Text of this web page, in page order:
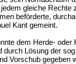
gleiche Rechte
beförderte,
Kant gemeint.
dem Herde-
durch Lösung der
Vorschub gegeben